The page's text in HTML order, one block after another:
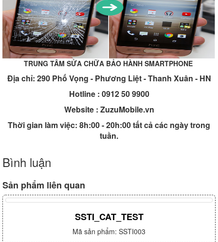
TRUNG TÂM SỬA CHỮA BẢO HÀNH SMARTPHONE
Địa chỉ: 290 Phố Vọng - Phương Liệt - Thanh Xuân - HN
Hotline : 0912 50 9900
Website : ZuzuMobile.vn
Thời gian làm việc: 8h:00 - 20h:00 tất cả các ngày trong
tuần.
Bình luận
Sản phẩm liên quan
SSTI_CAT_TEST
Mã sản phẩm: SSTI003